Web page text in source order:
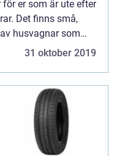
er som är ute efter
Det finns små,
husvagnar som
31 oktober 2019